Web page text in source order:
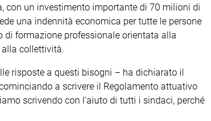
con un investimento importante di 70 milioni di
una indennità economica per tutte le persone
di formazione professionale orientata alla
collettività.
risposte a questi bisogni – ha dichiarato il
a scrivere il Regolamento attuativo
scrivendo con l’aiuto di tutti i sindaci, perché